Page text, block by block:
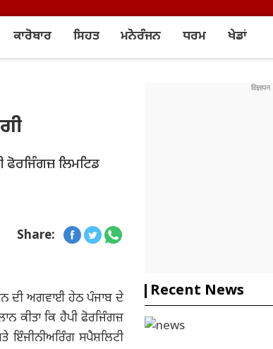
ਕਾਰੋਬਾਰ ਸਿਹਤ ਮਨੋਰੰਜਨ ਧਰਮ ਖੇਡਾਂ
ਫੋਰਜਿੰਗਜ਼ ਲਿਮਟਿਡ
Share:
ਦੀ ਅਗਵਾਈ ਹੇਠ ਪੰਜਾਬ ਦੇ
ਕੀਤਾ ਕਿ ਹੈਪੀ ਫੋਰਜਿੰਗਜ਼
ਇੰਜੀਨੀਅਰਿੰਗ ਸਪੈਸ਼ਲਿਟੀ
Recent News